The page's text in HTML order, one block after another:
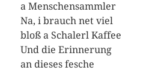
a Menschensammler
Na, i brauch net viel
bloß a Schalerl Kaffee
Und die Erinnerung
an dieses fesche